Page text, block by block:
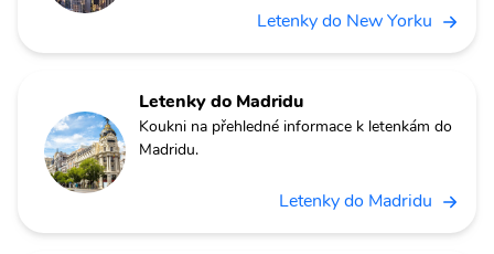
Letenky do New Yorku
Letenky do Madridu
Koukni na přehledné informace k letenkám do
Madridu.
Letenky do Madridu